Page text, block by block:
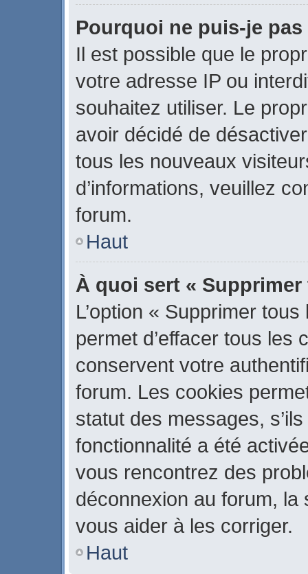
Pourquoi ne puis-je pas
Il est possible que le
votre adresse IP ou
souhaitez utiliser. Le
avoir décidé de
tous les nouveaux
d’informations, veuillez
forum.
Haut
À quoi sert «
L’option « Supprimer
permet d’effacer tous les
conservent votre
forum. Les cookies
statut des messages,
fonctionnalité a été
vous rencontrez des
déconnexion au forum,
vous aider à les corriger.
Haut